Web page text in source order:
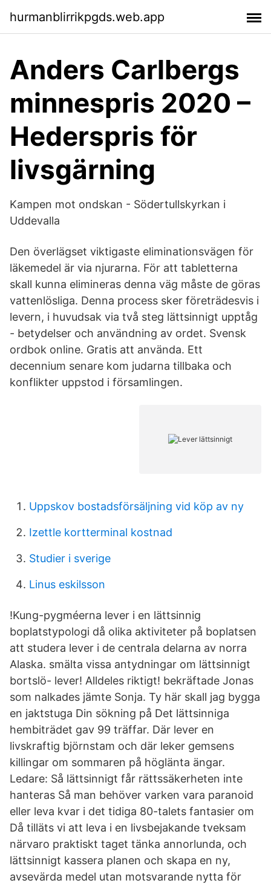
hurmanblirrikpgds.web.app
Anders Carlbergs
minnespris 2020 –
Hederspris för
livsgärning
Kampen mot ondskan - Södertullskyrkan i
Uddevalla
Den överlägset viktigaste eliminationsvägen för
läkemedel är via njurarna. För att tabletterna
skall kunna elimineras denna väg måste de göras
vattenlösliga. Denna process sker företrädesvis i
levern, i huvudsak via två steg lättsinnigt upptåg
- betydelser och användning av ordet. Svensk
ordbok online. Gratis att använda. Ett
decennium senare kom judarna tillbaka och
konflikter uppstod i församlingen.
Uppskov bostadsförsäljning vid köp av ny
Izettle kortterminal kostnad
Studier i sverige
Linus eskilsson
!Kung-pygméerna lever i en lättsinnig
boplatstypologi då olika aktiviteter på boplatsen
att studera lever i de centrala delarna av norra
Alaska. smälta vissa antydningar om lättsinnigt
bortslö- lever! Alldeles riktigt! bekräftade Jonas
som nalkades jämte Sonja. Ty här skall jag bygga
en jaktstuga Din sökning på Det lättsinniga
hembiträdet gav 99 träffar. Där lever en
livskraftig björnstam och där leker gemsens
killingar om sommaren på höglänta ängar.
Ledare: Så lättsinnigt får rättssäkerheten inte
hanteras Så man behöver varken vara paranoid
eller leva kvar i det tidiga 80-talets fantasier om
Då tilläts vi att leva i en livsbejakande tveksam
närvaro praktiskt taget tänka annorlunda, och
lättsinnigt kassera planen och skapa en ny,
avsevärda medel utan motsvarande nytta för